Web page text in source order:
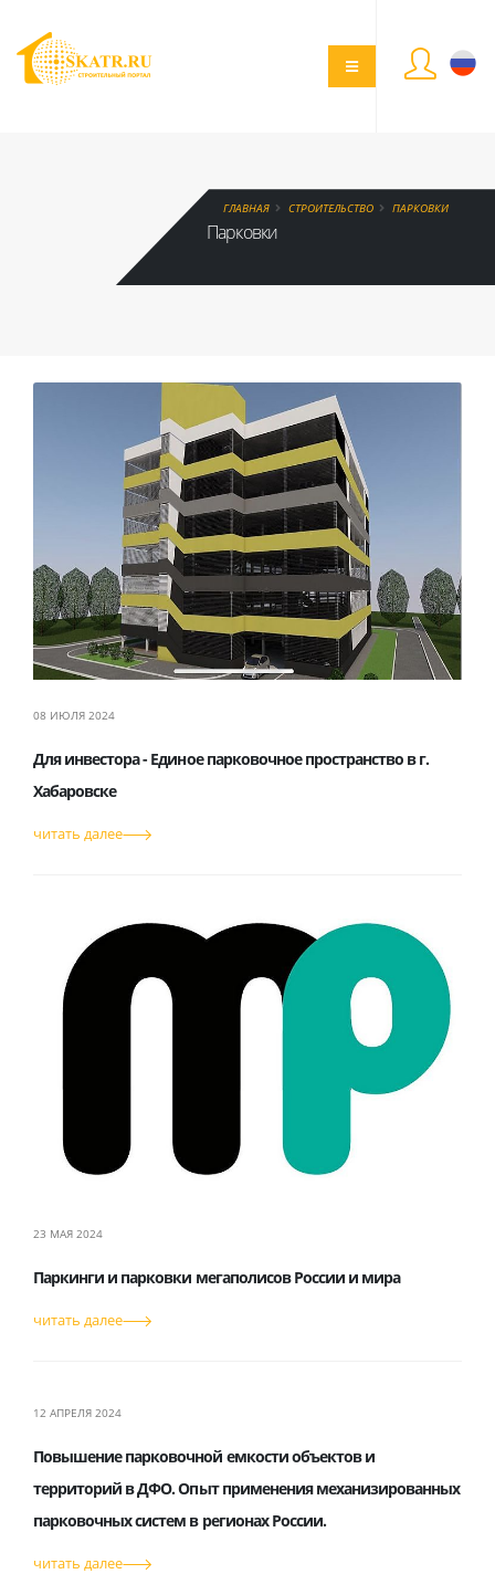
ГЛАВНАЯ СТРОИТЕЛЬСТВО ПАРКОВКИ
Парковки
08 ИЮЛЯ 2024
Для инвестора - Единое парковочное пространство в г.
Хабаровске
читать далее
23 МАЯ 2024
Паркинги и парковки мегаполисов России и мира
читать далее
12 АПРЕЛЯ 2024
Повышение парковочной емкости объектов и
территорий в ДФО. Опыт применения механизированных
парковочных систем в регионах России.
читать далее